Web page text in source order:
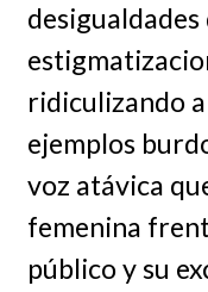
ridiculizando
ejemplos
voz atávica
femenina
público y su